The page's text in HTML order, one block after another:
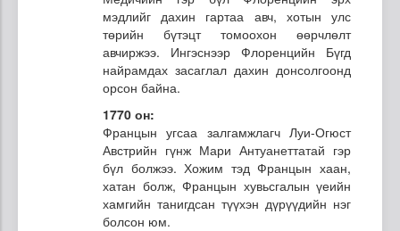
мэдлийг дахин гартаа авч, хотын улс
төрийн бүтэцт томоохон өөрчлөлт
авчиржээ. Ингэснээр Флоренцийн Бүгд
найрамдах засаглал дахин донсолгоонд
орсон байна.
1770 он:
Францын угсаа залгамжлагч Луи-Огюст
Австрийн гүнж Мари Антуанеттатай гэр
бүл болжээ. Хожим тэд Францын хаан,
хатан болж, Францын хувьсгалын үеийн
хамгийн танигдсан түүхэн дүрүүдийн нэг
болсон юм.